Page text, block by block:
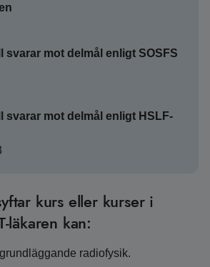
svarar mot delmål enligt SOSFS
svarar mot delmål enligt HSLF-
kurs eller kurser i
läkaren kan:
radiofysik.